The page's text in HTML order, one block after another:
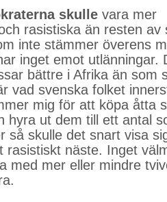
skulle vara mer
rasistiska än resten av
inte stämmer överens
inget emot utlänningar.
bättre i Afrika än som
vad svenska folket
mig för att köpa åtta
hyra ut dem till ett antal
så skulle det snart visa
rasistiskt näste. Inget
med mer eller mindre